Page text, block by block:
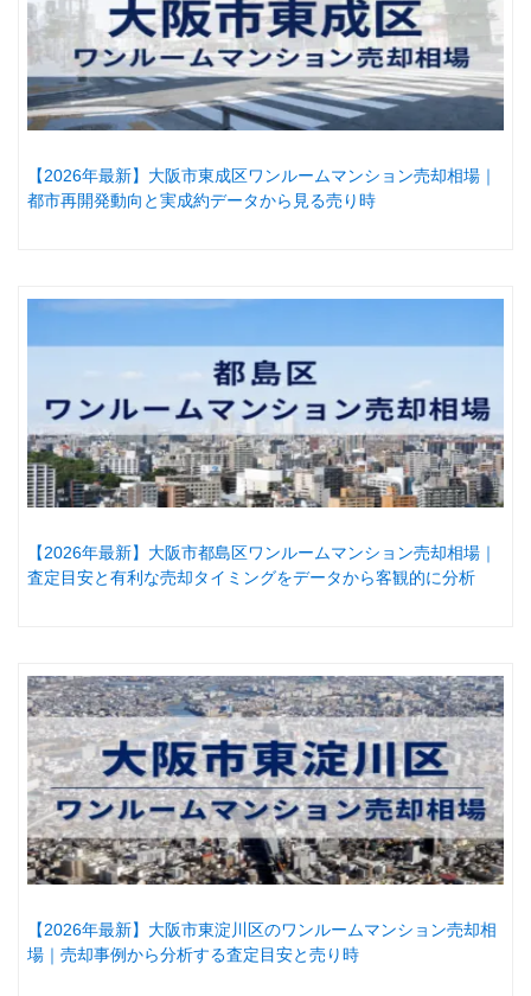
【2026年最新】大阪市東成区ワンルームマンション売却相場｜
都市再開発動向と実成約データから見る売り時
【2026年最新】大阪市都島区ワンルームマンション売却相場｜
査定目安と有利な売却タイミングをデータから客観的に分析
【2026年最新】大阪市東淀川区のワンルームマンション売却相
場｜売却事例から分析する査定目安と売り時